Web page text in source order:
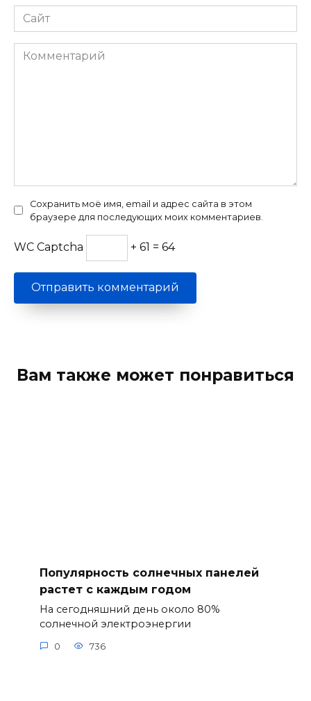
Сайт
Комментарий
Сохранить моё имя, email и адрес сайта в этом
браузере для последующих моих комментариев.
WC Captcha + 61 = 64
Вам также может понравиться
Популярность солнечных панелей
растет с каждым годом
На сегодняшний день около 80%
солнечной электроэнергии
0 736